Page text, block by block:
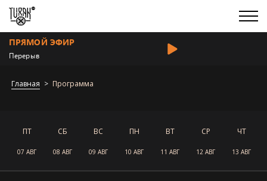
ПРЯМОЙ ЭФИР
Перерыв
Главная Программа
ПТ
07 АВГ
СБ
08 АВГ
ВС
09 АВГ
ПН
10 АВГ
ВТ
11 АВГ
СР
12 АВГ
ЧТ
13 АВГ